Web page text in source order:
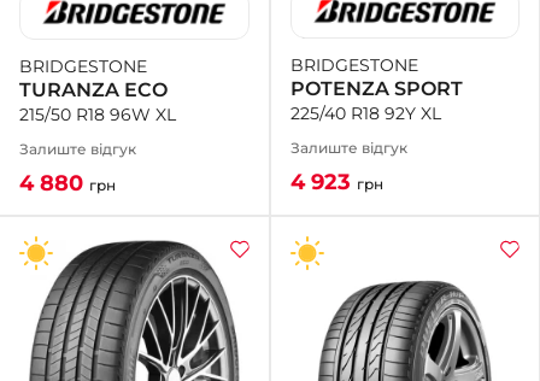
BRIDGESTONE
TURANZA ECO
215/50 R18 96W XL
Залиште відгук
4 880 грн
BRIDGESTONE
POTENZA SPORT
225/40 R18 92Y XL
Залиште відгук
4 923 грн